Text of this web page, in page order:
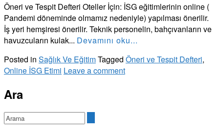
Öneri ve Tespit Defteri Oteller İçin: İSG eğitimlerinin online (
Pandemi döneminde olmamız nedeniyle) yapılması önerilir.
İş yeri hemşiresi önerilir. Teknik personelin, bahçıvanların ve
havuzcuların kulak... Devamını oku...
Posted in Sağlık Ve EğitimTagged Öneri ve Tespit Defteri,
Online İSG Etimi Leave a comment
Ara